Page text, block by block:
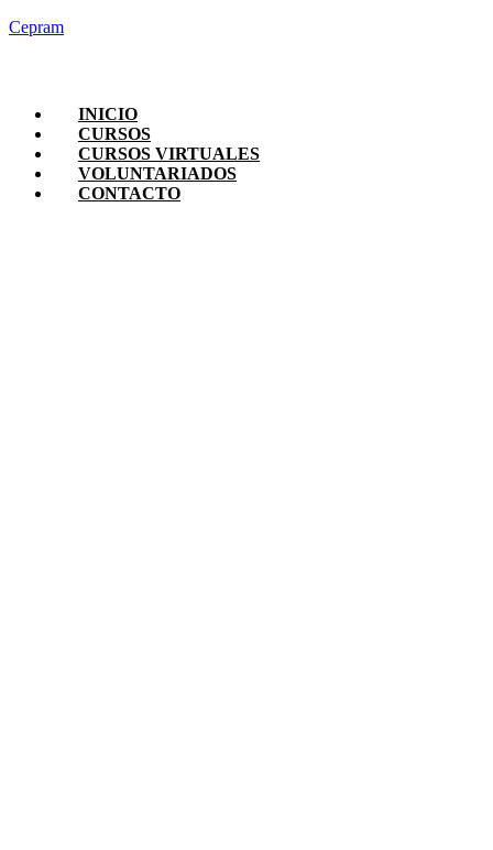
Cepram
INICIO
CURSOS
CURSOS VIRTUALES
VOLUNTARIADOS
CONTACTO